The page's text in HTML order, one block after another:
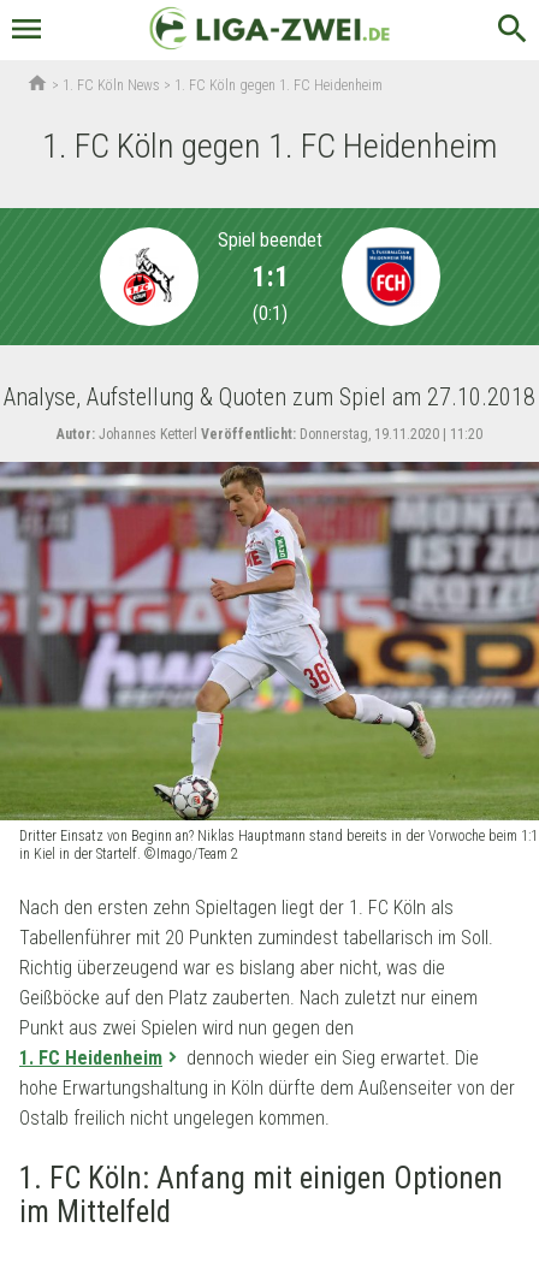
menu search
home > 1. FC Köln News > 1. FC Köln gegen 1. FC Heidenheim
1. FC Köln gegen 1. FC Heidenheim
Spiel beendet
1:1
(0:1)
Analyse, Aufstellung & Quoten zum Spiel am 27.10.2018
Autor: Johannes Ketterl Veröffentlicht: Donnerstag, 19.11.2020 | 11:20
Dritter Einsatz von Beginn an? Niklas Hauptmann stand bereits in der Vorwoche beim 1:1
in Kiel in der Startelf. ©Imago/Team 2
Nach den ersten zehn Spieltagen liegt der 1. FC Köln als
Tabellenführer mit 20 Punkten zumindest tabellarisch im Soll.
Richtig überzeugend war es bislang aber nicht, was die
Geißböcke auf den Platz zauberten. Nach zuletzt nur einem
Punkt aus zwei Spielen wird nun gegen den
1. FC Heidenheim
dennoch wieder ein Sieg erwartet. Die
hohe Erwartungshaltung in Köln dürfte dem Außenseiter von der
Ostalb freilich nicht ungelegen kommen.
1. FC Köln: Anfang mit einigen Optionen
im Mittelfeld